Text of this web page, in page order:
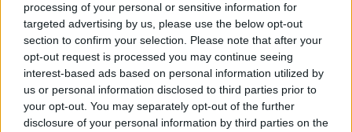
processing of your personal or sensitive information for
targeted advertising by us, please use the below opt-out
section to confirm your selection. Please note that after your
opt-out request is processed you may continue seeing
interest-based ads based on personal information utilized by
us or personal information disclosed to third parties prior to
your opt-out. You may separately opt-out of the further
disclosure of your personal information by third parties on the
MEGSZÜNTETTÉK A NYOMOZÁST ABBAN A
FELJELENTÉSBEN, AMIT A TISZÁS ELŐVÁLASZTÁS
KAPCSÁN NÉMETH MARTIN TETT MEG